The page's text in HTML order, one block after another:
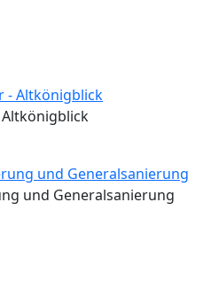
und Generalsanierung